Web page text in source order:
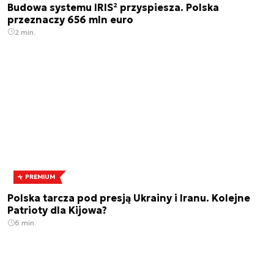
Budowa systemu IRIS² przyspiesza. Polska
przeznaczy 656 mln euro
2 min.
PREMIUM
Polska tarcza pod presją Ukrainy i Iranu. Kolejne
Patrioty dla Kijowa?
6 min.